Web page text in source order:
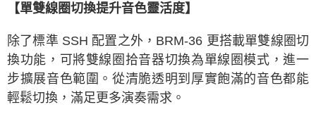
【單雙線圈切換提升音色靈活度】
除了標準 SSH 配置之外，BRM-36 更搭載單雙線圈切
換功能，可將雙線圈拾音器切換為單線圈模式，進一
步擴展音色範圍。從清脆透明到厚實飽滿的音色都能
輕鬆切換，滿足更多演奏需求。